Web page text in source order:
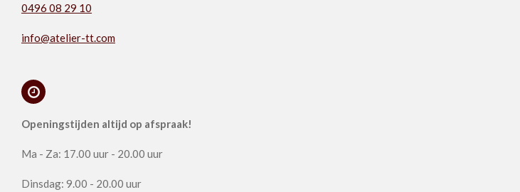
0496 08 29 10
info@atelier-tt.com
Openingstijden altijd op afspraak!
Ma - Za: 17.00 uur - 20.00 uur
Dinsdag: 9.00 - 20.00 uur